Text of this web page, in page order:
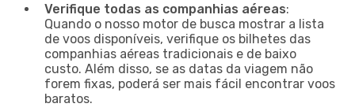
Verifique todas as companhias aéreas:
Quando o nosso motor de busca mostrar a lista
de voos disponíveis, verifique os bilhetes das
companhias aéreas tradicionais e de baixo
custo. Além disso, se as datas da viagem não
forem fixas, poderá ser mais fácil encontrar voos
baratos.